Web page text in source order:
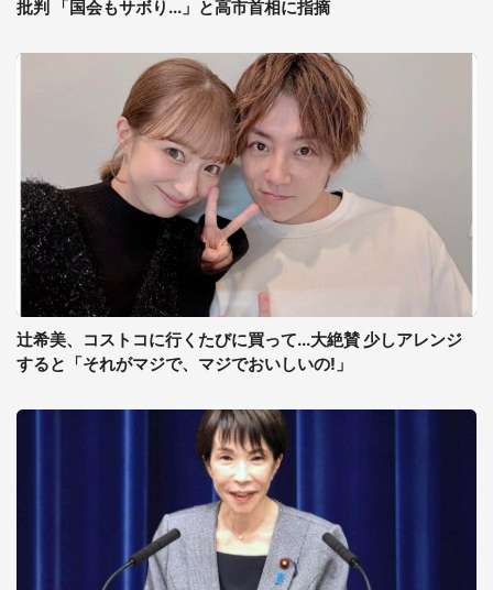
批判 「国会もサボり...」と高市首相に指摘
辻希美、コストコに行くたびに買って...大絶賛 少しアレンジ
すると「それがマジで、マジでおいしいの!」